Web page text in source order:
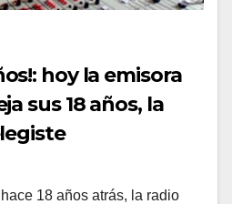
hoy la emisora
sus 18 años, la
18 años atrás, la radio